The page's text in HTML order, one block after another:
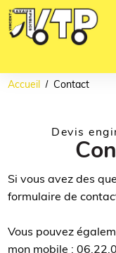
Accueil Contact
Devis
Si vous avez des
formulaire de
Vous pouvez
mon mobile :
Panneau de gestion